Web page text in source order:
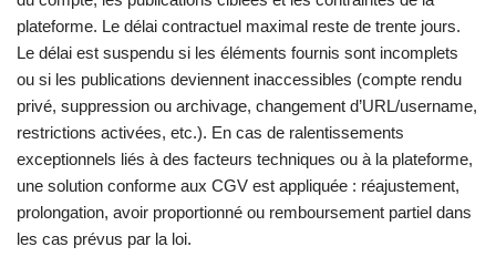
plateforme. Le délai contractuel maximal reste de trente jours.
Le délai est suspendu si les éléments fournis sont incomplets
ou si les publications deviennent inaccessibles (compte rendu
privé, suppression ou archivage, changement d’URL/username,
restrictions activées, etc.). En cas de ralentissements
exceptionnels liés à des facteurs techniques ou à la plateforme,
une solution conforme aux CGV est appliquée : réajustement,
prolongation, avoir proportionné ou remboursement partiel dans
les cas prévus par la loi.